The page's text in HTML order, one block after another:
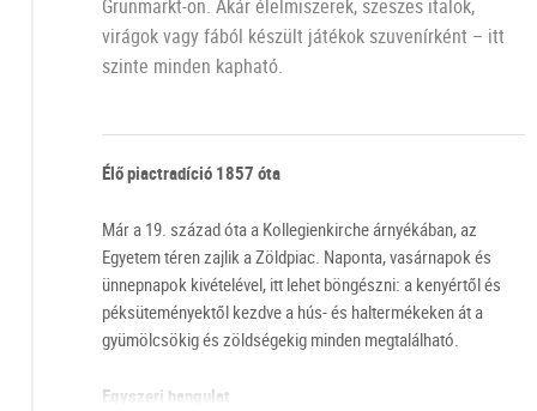
Grünmarkt-on. Akár élelmiszerek, szeszes italok,
virágok vagy fából készült játékok szuvenírként – itt
szinte minden kapható.
Élő piactradíció 1857 óta
Már a 19. század óta a Kollegienkirche árnyékában, az
Egyetem téren zajlik a Zöldpiac. Naponta, vasárnapok és
ünnepnapok kivételével, itt lehet böngészni: a kenyértől és
péksüteményektől kezdve a hús- és haltermékeken át a
gyümölcsökig és zöldségekig minden megtalálható.
Egyszeri hangulat